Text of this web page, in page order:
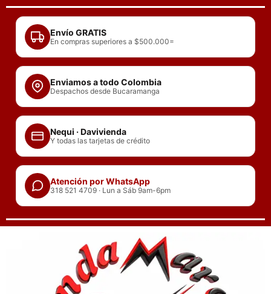
contenido
Envío GRATIS
En compras superiores a $500.000=
Enviamos a todo Colombia
Despachos desde Bucaramanga
Nequi · Davivienda
Y todas las tarjetas de crédito
Atención por WhatsApp
318 521 4709 · Lun a Sáb 9am-6pm